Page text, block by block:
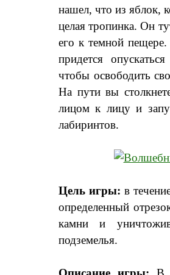
нашел, что из яблок,
целая тропинка. Он
его к темной
придется
чтобы освободить
На пути вы
лицом к лицу и
лабиринтов.
Цель игры: в
определенный
камни и
подземелья.